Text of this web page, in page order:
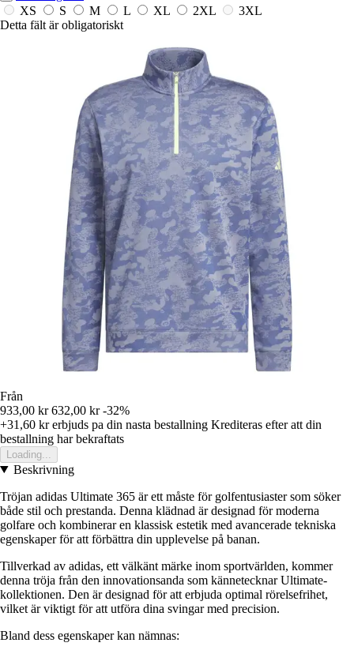
XS
S M L XL 2XL
3XL
Detta fält är obligatoriskt
Från
933,00 kr 632,00 kr -32%
+31,60 krerbjuds pa din nasta bestallning Krediteras efter att din
bestallning har bekraftats
Loading...
Beskrivning
Tröjan adidas Ultimate 365 är ett måste för golfentusiaster som söker
både stil och prestanda. Denna klädnad är designad för moderna
golfare och kombinerar en klassisk estetik med avancerade tekniska
egenskaper för att förbättra din upplevelse på banan.
Tillverkad av adidas, ett välkänt märke inom sportvärlden, kommer
denna tröja från den innovationsanda som kännetecknar Ultimate-
kollektionen. Den är designad för att erbjuda optimal rörelsefrihet,
vilket är viktigt för att utföra dina svingar med precision.
Bland dess egenskaper kan nämnas: